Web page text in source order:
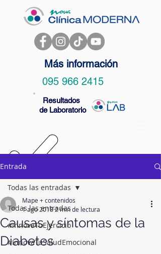
Más información
095 966 2415
Resultados
de Laboratorio
Entrada
Todas las entradas
#InnovaTuEjercicio
#InnovaTuSaludEmocional
Todas las entradas
Causas y síntomas de la
Diabetes
Mape + contenidos
1 ago 20182 min de lectura